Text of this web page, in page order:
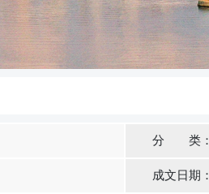
分 类：
成文日期：